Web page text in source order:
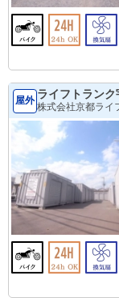
屋外 ライフトランク
株式会社京都ラ